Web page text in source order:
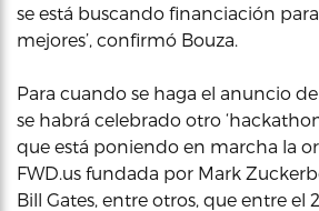
se está buscando financiación
mejores’, confirmó Bouza.
Para cuando se haga el anuncio
se habrá celebrado otro
que está poniendo en marcha la
FWD.us fundada por Mark
Bill Gates, entre otros, que entre el